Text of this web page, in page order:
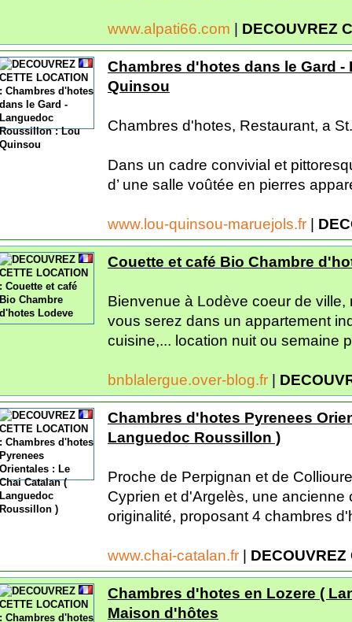
www.alpati66.com | DECOUVREZ
Chambres d'hotes dans le Gard
Quinsou
Chambres d'hotes, Restaurant, a
Dans un cadre convivial et
d’ une salle voûtée en pierres
www.lou-quinsou-maruejols.fr |
Couette et café Bio Chambre
Bienvenue à Lodève coeur de
vous serez dans un appartement
cuisine,... location nuit ou semaine
bnblalergue.over-blog.fr |
Chambres d'hotes Pyrenees
Languedoc Roussillon )
Proche de Perpignan et de
Cyprien et d'Argelès, une
originalité, proposant 4 chambres
www.chai-catalan.fr |
Chambres d'hotes en Lozere (
Maison d'hôtes